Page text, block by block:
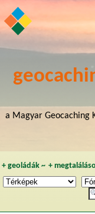
a Magyar Geocaching
+ geoládák~ +